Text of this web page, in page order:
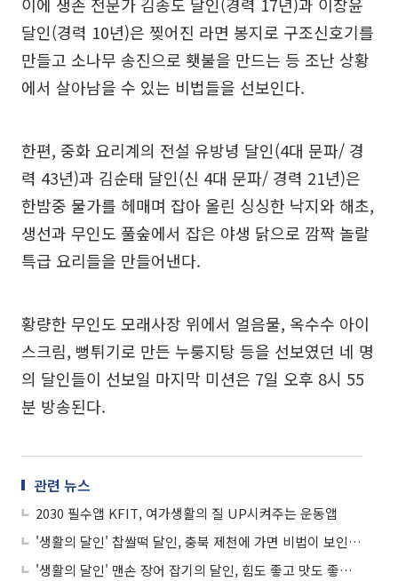
이에 생존 전문가 김종도 달인(경력 17년)과 이창윤
달인(경력 10년)은 찢어진 라면 봉지로 구조신호기를
만들고 소나무 송진으로 횃불을 만드는 등 조난 상황
에서 살아남을 수 있는 비법들을 선보인다.
한편, 중화 요리계의 전설 유방녕 달인(4대 문파/ 경
력 43년)과 김순태 달인(신 4대 문파/ 경력 21년)은
한밤중 물가를 헤매며 잡아 올린 싱싱한 낙지와 해초,
생선과 무인도 풀숲에서 잡은 야생 닭으로 깜짝 놀랄
특급 요리들을 만들어낸다.
황량한 무인도 모래사장 위에서 얼음물, 옥수수 아이
스크림, 뻥튀기로 만든 누룽지탕 등을 선보였던 네 명
의 달인들이 선보일 마지막 미션은 7일 오후 8시 55
분 방송된다.
관련 뉴스
2030 필수앱 KFIT, 여가생활의 질 UP시켜주는 운동앱
'생활의 달인' 찹쌀떡 달인, 충북 제천에 가면 비법이 보인다?
'생활의 달인' 맨손 장어 잡기의 달인, 힘도 좋고 맛도 좋은 풍천장어도 단번에!